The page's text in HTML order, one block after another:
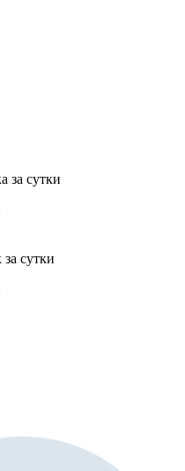
за сутки
сутки